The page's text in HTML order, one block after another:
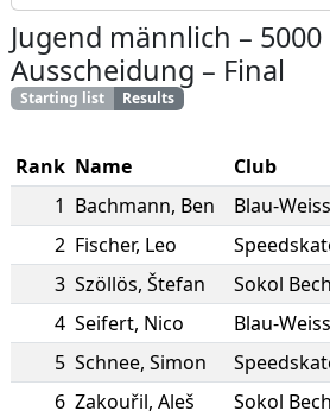
Jugend männlich – 5000
Ausscheidung – Final
Starting list Results
Rank Name Club
1 Bachmann, Ben Blau-
2 Fischer, Leo
3 Szöllös, Štefan
Sokol
4 Seifert, Nico Blau-
5 Schnee, Simon
6 Zakouřil, Aleš
Sokol